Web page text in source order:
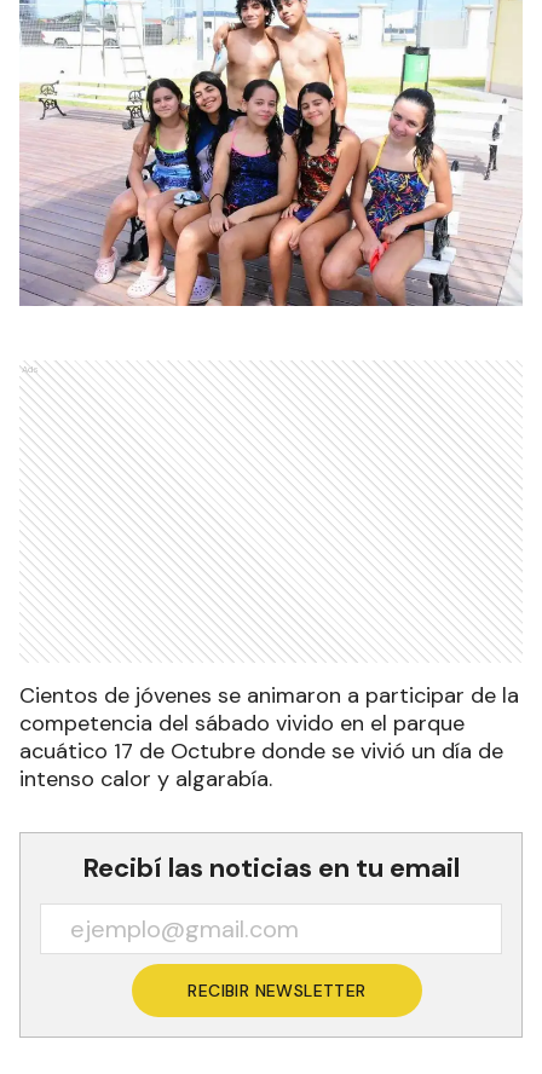
Ads
Cientos de jóvenes se animaron a participar de la
competencia del sábado vivido en el parque
acuático 17 de Octubre donde se vivió un día de
intenso calor y algarabía.
Recibí las noticias en tu email
RECIBIR NEWSLETTER